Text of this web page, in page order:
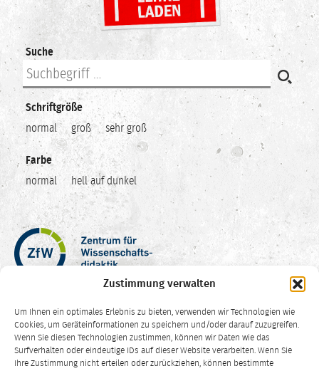
Zustimmung verwalten
Um Ihnen ein optimales Erlebnis zu bieten, verwenden wir Technologien wie
Cookies, um Geräteinformationen zu speichern und/oder darauf zuzugreifen.
Wenn Sie diesen Technologien zustimmen, können wir Daten wie das
Surfverhalten oder eindeutige IDs auf dieser Website verarbeiten. Wenn Sie
Ihre Zustimmung nicht erteilen oder zurückziehen, können bestimmte
Suche
Schriftgröße
normal
groß sehr groß
Farbe
normal
hell auf dunkel
Zentrum
für
Wissenschaftsdidaktik
Ruhr-
Universität
Bochum